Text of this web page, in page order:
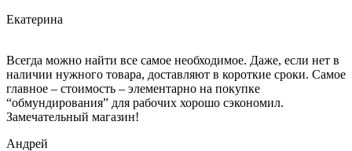
Екатерина
Всегда можно найти все самое необходимое. Даже, если нет в
наличии нужного товара, доставляют в короткие сроки. Самое
главное – стоимость – элементарно на покупке
“обмундирования” для рабочих хорошо сэкономил.
Замечательный магазин!
Андрей